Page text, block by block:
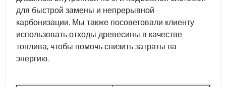
для быстрой замены и непрерывной
карбонизации. Мы также посоветовали клиенту
использовать отходы древесины в качестве
топлива, чтобы помочь снизить затраты на
энергию.